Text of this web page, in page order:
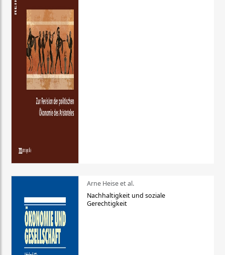
Arne Heise et al.
Nachhaltigkeit und soziale
Gerechtigkeit